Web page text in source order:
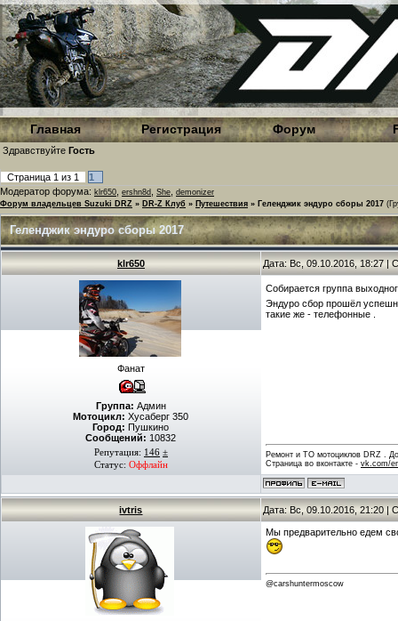
Главная Регистрация Форум
Здравствуйте Гость
Страница 1 из 1
1
Модератор форума: klr650 ershn8d She demonizer
Форум владельцев Suzuki DRZ » DR-Z Клуб » Путешествия » Геленджик эндуро сборы 2017
Геленджик эндуро сборы 2017
klr650 Дата: Вс, 09.10.2016, 18:27 |
Фанат
Группа: Админ
Мотоцикл: Хусаберг 350
Город: Пушкино
Сообщений: 10832
Репутация: 146 ±
Статус: Оффлайн
Собирается группа
Эндуро сбор прошёл
такие же - телефонные .
Ремонт и ТО мотоциклов DRZ .
Страница во вконтакте - vk.com/
ivtris Дата: Вс, 09.10.2016, 21:20 |
Мы предварительно едем
@carshuntermoscow